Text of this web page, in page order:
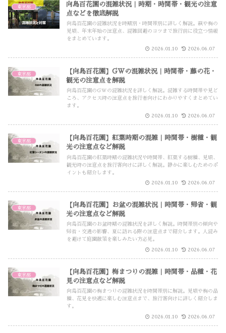
東京都
向島百花園の混雑状況｜時期・時間帯・観光の注意
点などを徹底解説
向島百花園の混雑状況を時期別・時間帯別に詳しく解説。萩や梅の
見頃、年末年始の注意点、混雑回避のコツまで旅行前に役立つ情報
をまとめています。
2026.01.10 2026.06.07
東京都
【向島百花園】GWの混雑状況｜時間帯・藤の花・
観光の注意点を解説
向島百花園のGWの混雑状況を詳しく解説。混雑する時間帯や見ど
ころ、アクセス時の注意点を旅行者向けにわかりやすくまとめてい
ます。
2026.01.10 2026.06.07
東京都
【向島百花園】紅葉時期の混雑｜時間帯・樹種・観
光の注意点など解説
向島百花園の紅葉時期の混雑状況や時間帯、紅葉する樹種、見頃、
観光時の注意点を旅行客向けに詳しく解説。静かに楽しむためのポ
イントも紹介します。
2026.01.10 2026.06.07
東京都
【向島百花園】お盆の混雑状況｜時間帯・帰省・観
光の注意点など解説
向島百花園のお盆時期の混雑状況を詳しく解説。時間帯別の傾向や
帰省・交通の影響、夏に訪れる際の注意点まで紹介します。人混み
を避けて庭園散策を楽しみたい方必見。
2026.01.10 2026.06.07
東京都
【向島百花園】梅まつりの混雑｜時間帯・品種・花
見の注意点など解説
向島百花園の梅まつりの混雑状況を時間帯別に解説。見頃や梅の品
種、花見を快適に楽しむ注意点まで、旅行客向けに詳しく紹介しま
す。
2026.01.10 2026.06.07